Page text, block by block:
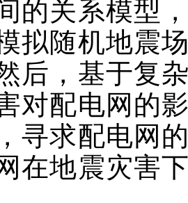
的关系模型
拟随机地震
后，基于复
对配电网的
寻求配电网
在地震灾害